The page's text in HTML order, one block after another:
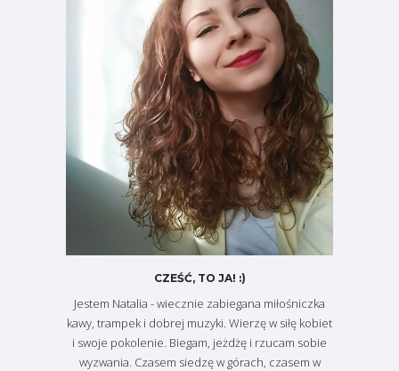
CZEŚĆ, TO JA! :)
Jestem Natalia - wiecznie zabiegana miłośniczka
kawy, trampek i dobrej muzyki. Wierzę w siłę kobiet
i swoje pokolenie. Biegam, jeżdżę i rzucam sobie
wyzwania. Czasem siedzę w górach, czasem w